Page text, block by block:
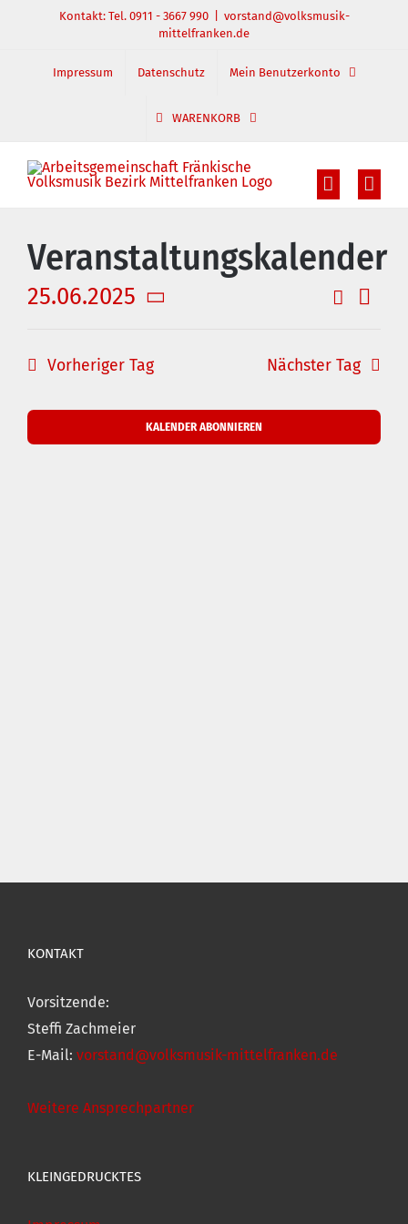
springen
Kontakt: Tel. 0911 - 3667 990
vorstand@volksmusik-
mittelfranken.de
Impressum Datenschutz Mein Benutzerkonto
WARENKORB
Veranstaltungskalender
und
Suche
Tag
25.06.2025
Vorheriger Tag Nächster Tag
KALENDER ABONNIEREN
KONTAKT
Vorsitzende:
Steffi Zachmeier
E-Mail: vorstand@volksmusik-mittelfranken.de
Weitere Ansprechpartner
KLEINGEDRUCKTES